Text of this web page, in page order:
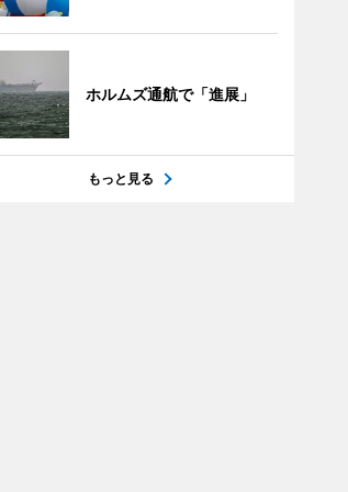
ホルムズ通航で「進展」
もっと見る